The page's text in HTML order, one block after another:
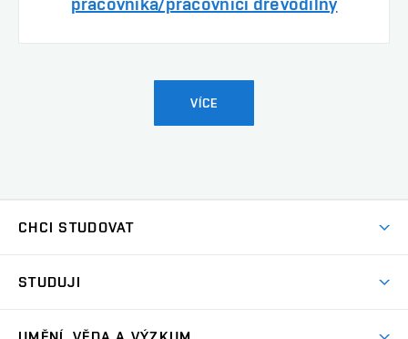
VÍCE
CHCI STUDOVAT
Přijímačky
STUDUJI